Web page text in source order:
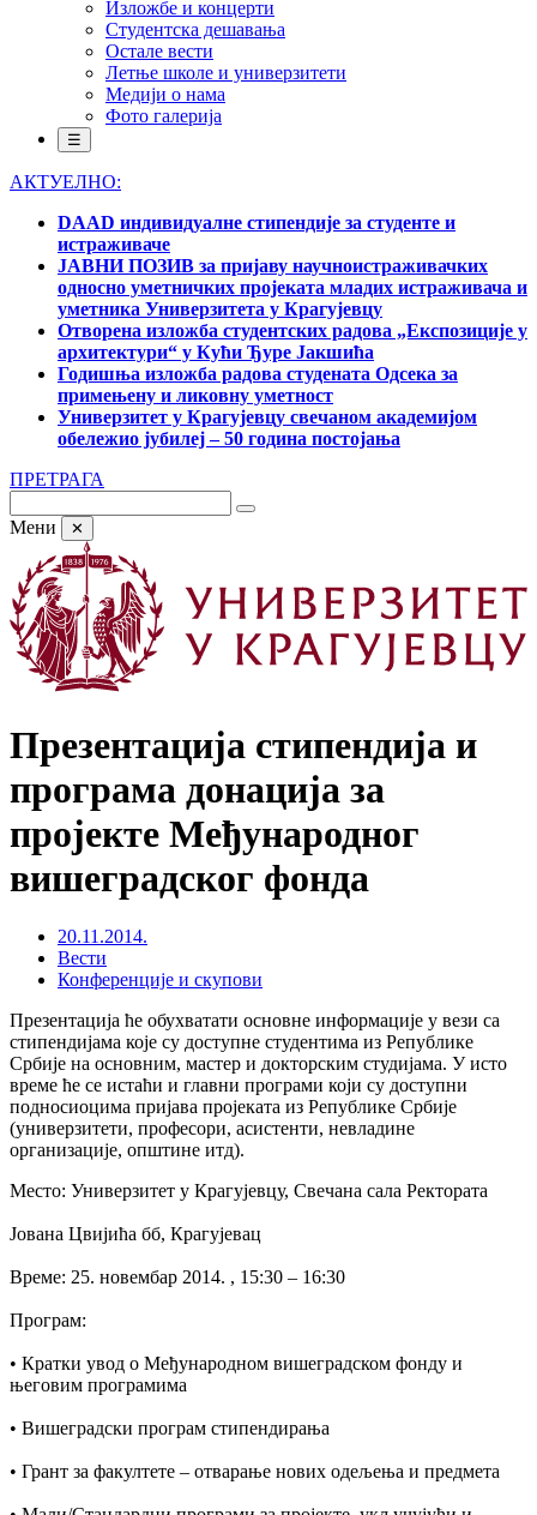
Изложбе и концерти
Студентска дешавања
Остале вести
Летње школе и универзитети
Медији о нама
Фото галерија
☰
АКТУЕЛНО:
DAAD индивидуалне стипендије за студенте и
истраживаче
ЈАВНИ ПОЗИВ за пријаву научноистраживачких
односно уметничких пројеката младих истраживача и
уметника Универзитета у Крагујевцу
Отворена изложба студентских радова „Експозиције у
архитектури“ у Кући Ђуре Јакшића
Годишња изложба радова студената Одсека за
примењену и ликовну уметност
Универзитет у Крагујевцу свечаном академијом
обележио јубилеј – 50 година постојања
ПРЕТРАГА
Мени ✕
Презентација стипендија и
програма донација за
пројекте Међународног
вишеградског фонда
20.11.2014.
Вести
Конференције и скупови
Презентација ће обухватати основне информације у вези са
стипендијама које су доступне студентима из Републике
Србије на основним, мастер и докторским студијама. У исто
време ће се истаћи и главни програми који су доступни
подносиоцима пријава пројеката из Републике Србије
(универзитети, професори, асистенти, невладине
организације, општине итд).
Место: Универзитет у Крагујевцу, Свечана сала Ректората
Јована Цвијића бб, Крагујевац
Време: 25. новембар 2014. , 15:30 – 16:30
Програм:
• Кратки увод о Међународном вишеградском фонду и
његовим програмима
• Вишеградски програм стипендирања
• Грант за факултете – отварање нових одељења и предмета